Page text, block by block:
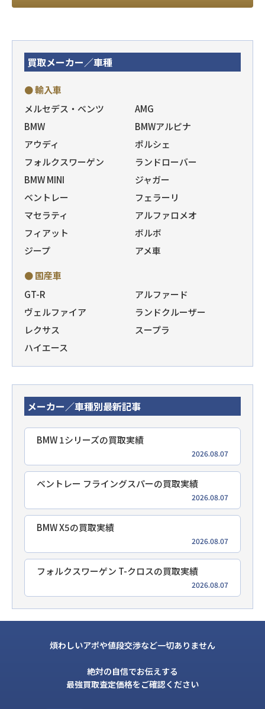
買取メーカー／車種
● 輸入車
メルセデス・ベンツ
AMG
BMW
BMWアルピナ
アウディ
ポルシェ
フォルクスワーゲン
ランドローバー
BMW MINI
ジャガー
ベントレー
フェラーリ
マセラティ
アルファロメオ
フィアット
ボルボ
ジープ
アメ車
● 国産車
GT-R
アルファード
ヴェルファイア
ランドクルーザー
レクサス
スープラ
ハイエース
メーカー／車種別最新記事
BMW 1シリーズの買取実績
2026.08.07
ベントレー フライングスパーの買取実績
2026.08.07
BMW X5の買取実績
2026.08.07
フォルクスワーゲン T-クロスの買取実績
2026.08.07
煩わしいアポや値段交渉など一切ありません
絶対の自信でお伝えする
最強買取査定価格をご確認ください